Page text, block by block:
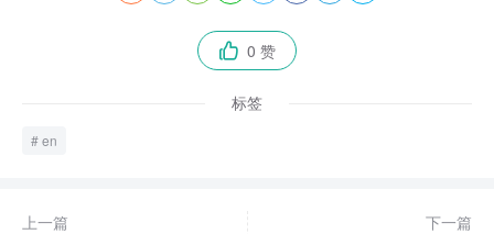
 0 赞
标签
en
上一篇
下一篇